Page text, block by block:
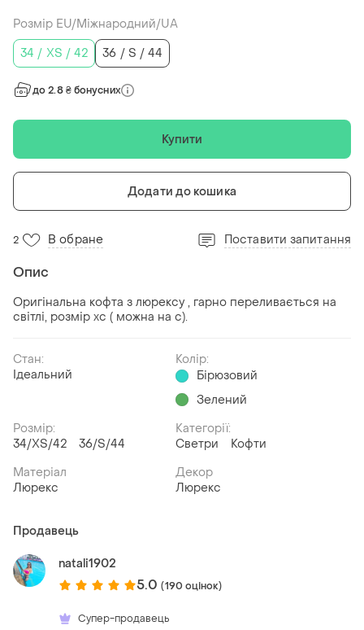
Розмір EU/Міжнародний/UA
34 / XS / 42
36 / S / 44
до 2.8 ₴ бонусних
Купити
Додати до кошика
2 В обране Поставити запитання
Опис
Оригінальна кофта з люрексу , гарно переливається на
світлі, розмір хс ( можна на с).
Стан:
Ідеальний
Колір:
Бірюзовий
Зелений
Розмір:
34/XS/42
36/S/44
Категорії:
Светри
Кофти
Матеріал
Люрекс
Декор
Люрекс
Продавець
natali1902
5.0 (190 оцінок)
Супер-продавець